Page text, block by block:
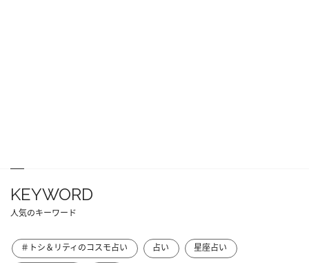
KEYWORD
人気のキーワード
＃トシ＆リティのコスモ占い 占い
星座占い